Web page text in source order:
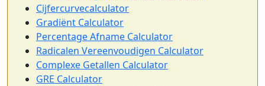
Cijfercurvecalculator
Gradiënt Calculator
Percentage Afname Calculator
Radicalen Vereenvoudigen Calculator
Complexe Getallen Calculator
GRE Calculator